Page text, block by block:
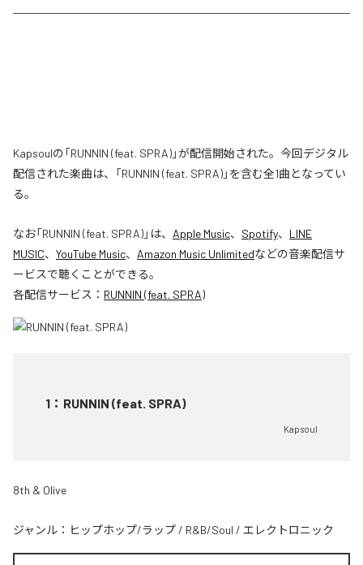
Kapsoulの「RUNNIN (feat. SPRA)」が配信開始された。今回デジタル
配信された楽曲は、「RUNNIN (feat. SPRA)」を含む全1曲となってい
る。
なお「RUNNIN (feat. SPRA)」は、 Apple Music、 Spotify、 LINE
MUSIC、 YouTube Music、 Amazon Music Unlimitedなどの音楽配信サ
ービスで聴くことができる。
各配信サービス： RUNNIN (feat. SPRA)
1 ： RUNNIN (feat. SPRA)
Kapsoul
8th & Olive
ジャンル： ヒップホップ/ラップ / R&B/Soul / エレクトロニック